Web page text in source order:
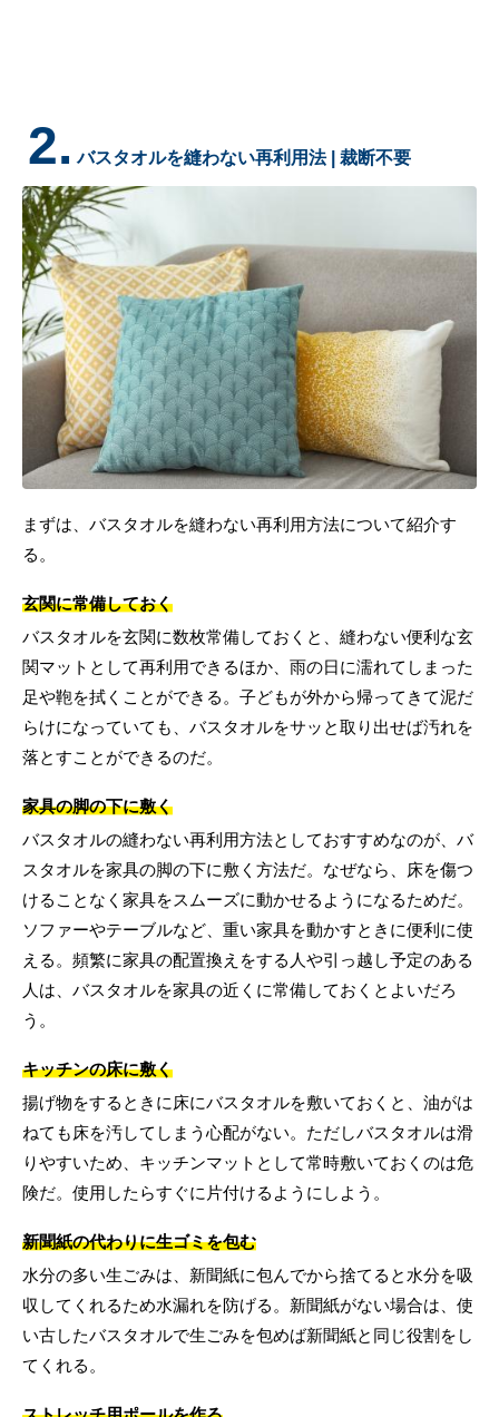
2. バスタオルを縫わない再利用法 | 裁断不要
まずは、バスタオルを縫わない再利用方法について紹介す
る。
玄関に常備しておく
バスタオルを玄関に数枚常備しておくと、縫わない便利な玄
関マットとして再利用できるほか、雨の日に濡れてしまった
足や鞄を拭くことができる。子どもが外から帰ってきて泥だ
らけになっていても、バスタオルをサッと取り出せば汚れを
落とすことができるのだ。
家具の脚の下に敷く
バスタオルの縫わない再利用方法としておすすめなのが、バ
スタオルを家具の脚の下に敷く方法だ。なぜなら、床を傷つ
けることなく家具をスムーズに動かせるようになるためだ。
ソファーやテーブルなど、重い家具を動かすときに便利に使
える。頻繁に家具の配置換えをする人や引っ越し予定のある
人は、バスタオルを家具の近くに常備しておくとよいだろ
う。
キッチンの床に敷く
揚げ物をするときに床にバスタオルを敷いておくと、油がは
ねても床を汚してしまう心配がない。ただしバスタオルは滑
りやすいため、キッチンマットとして常時敷いておくのは危
険だ。使用したらすぐに片付けるようにしよう。
新聞紙の代わりに生ゴミを包む
水分の多い生ごみは、新聞紙に包んでから捨てると水分を吸
収してくれるため水漏れを防げる。新聞紙がない場合は、使
い古したバスタオルで生ごみを包めば新聞紙と同じ役割をし
てくれる。